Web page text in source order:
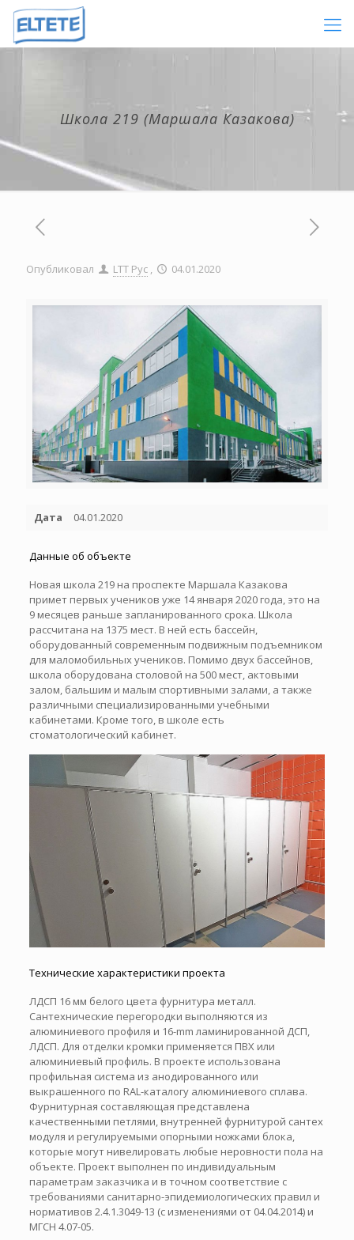
Школа 219 (Маршала Казакова)
Опубликовал LTT Рус , 04.01.2020
Дата 04.01.2020
Данные об объекте
Новая школа 219 на проспекте Маршала Казакова
примет первых учеников уже 14 января 2020 года, это на
9 месяцев раньше запланированного срока. Школа
рассчитана на 1375 мест. В ней есть бассейн,
оборудованный современным подвижным подъемником
для маломобильных учеников. Помимо двух бассейнов,
школа оборудована столовой на 500 мест, актовыми
залом, бальшим и малым спортивными залами, а также
различными специализированными учебными
кабинетами. Кроме того, в школе есть
стоматологический кабинет.
Технические характеристики проекта
ЛДСП 16 мм белого цвета фурнитура металл.
Сантехнические перегородки выполняются из
алюминиевого профиля и 16-mm ламинированной ДСП,
ЛДСП. Для отделки кромки применяется ПВХ или
алюминиевый профиль. В проекте использована
профильная система из анодированного или
выкрашенного по RAL-каталогу алюминиевого сплава.
Фурнитурная составляющая представлена
качественными петлями, внутренней фурнитурой сантех
модуля и регулируемыми опорными ножками блока,
которые могут нивелировать любые неровности пола на
объекте. Проект выполнен по индивидуальным
параметрам заказчика и в точном соответствие с
требованиями санитарно-эпидемиологических правил и
нормативов 2.4.1.3049-13 (с изменениями от 04.04.2014) и
МГСН 4.07-05.